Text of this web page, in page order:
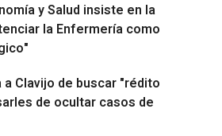
y Salud insiste en la
la Enfermería como
a Clavijo de buscar "rédito
de ocultar casos de